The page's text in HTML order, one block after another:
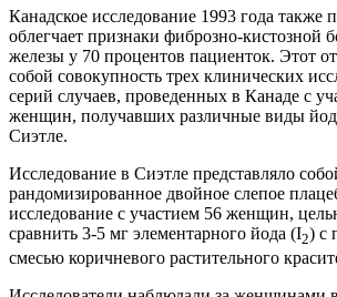
Канадское исследование 1993 года также
облегчает признаки фиброзно-кистозной
железы у 70 процентов пациенток. Этот
собой совокупность трех клинических
серий случаев, проведенных в Канаде с
женщин, получавших различные виды
Сиэтле.
Исследование в Сиэтле представляло
рандомизированное двойное слепое
исследование с участием 56 женщин,
сравнить 3-5 мг элементарного йода (I2) с
смесью коричневого растительного